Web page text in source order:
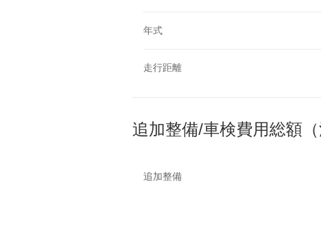
年式
走行距離
追加整備/車検費用総額
追加整備